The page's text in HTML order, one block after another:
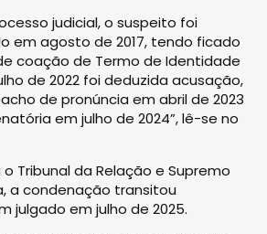
judicial, o suspeito foi
em agosto de 2017, tendo ficado
coação de Termo de Identidade
de 2022 foi deduzida acusação,
de pronúncia em abril de 2023
em julho de 2024”, lê-se no
Tribunal da Relação e Supremo
a condenação transitou
julgado em julho de 2025.